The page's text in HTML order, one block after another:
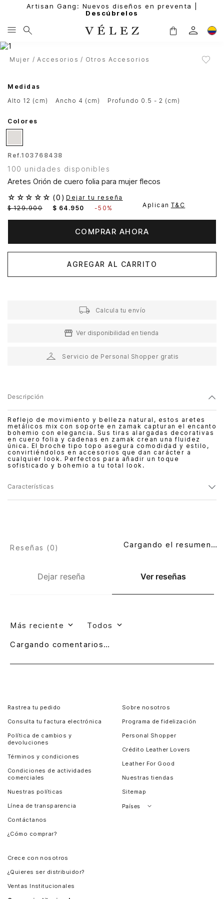
Artisan Gang: Nuevos diseños en preventa |
Descúbrelos
Mujer Accesorios Otros Accesorios
Medidas
alto 12 (cm)
ancho 4 (cm) profundo 0.5 - 2 (cm)
Colores
Ref.103768438
100 unidades disponibles
Aretes Orión de cuero folia para mujer flecos
☆ ☆ ☆ ☆ ☆ (0 ) Dejar tu reseña
$ 129.900 $ 64 .950 -50% Aplican T&C
COMPRAR AHORA
AGREGAR AL CARRITO
Calcula tu envío
Ver disponibilidad en tienda
Servicio de Personal Shopper gratis
Descripción
Reflejo de movimiento y belleza natural, estos aretes
metálicos mix con soporte en zamak capturan el encanto
bohemio con elegancia. Sus tiras alargadas decorativas
en cuero folia y cadenas en zamak crean una fluidez
única. El broche tipo topo asegura comodidad y estilo,
convirtiéndolos en accesorios que dan carácter a
cualquier look. Perfectos para añadir un toque
sofisticado y bohemio a tu total look.
Características
Dejar reseña Ver reseñas
Reseñas (0) Cargando el resumen…
Más reciente Todos
Cargando comentarios…
Rastrea tu pedido
Consulta tu factura electrónica
Política de cambios y
devoluciones
Términos y condiciones
Condiciones de actividades
comerciales
Nuestras políticas
Línea de transparencia
Contáctanos
¿Cómo comprar?
Sobre nosotros
Programa de fidelización
Personal Shopper
Crédito Leather Lovers
Leather For Good
Nuestras tiendas
Sitemap
Países
Crece con nosotros
¿Quieres ser distribuidor?
Ventas Institucionales